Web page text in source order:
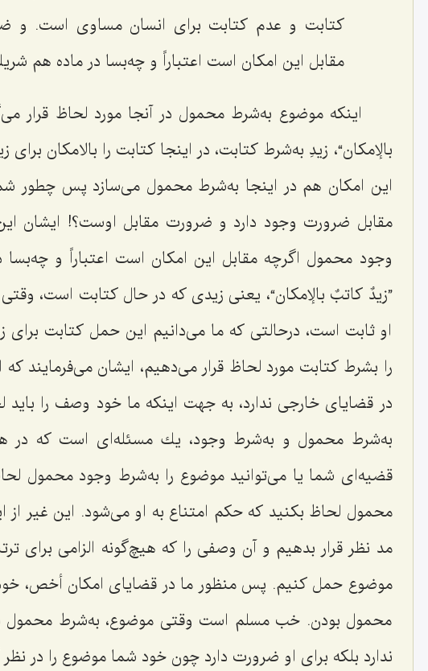
كتابت و عدم كتابت براى انسان مساوى است. و
مقابل این امكان است اعتباراً و چه‌بسا در ماده هم
اینكه موضوع به‌شرط محمول در آنجا مورد لحاظ قرار
بالإمكان“، زیدِ به‌شرط کتابت، در اینجا كتابت را بالامکان
این امكان هم در اینجا به‌شرط محمول مى‌سازد پس چطور
مقابل ضرورت وجود دارد و ضرورت مقابل اوست؟! ایشان
وجود محمول اگرچه مقابل این امكان است اعتباراً و
”زیدٌ كاتبٌ بالإمكان“، یعنى زیدى كه در حال كتابت است،
او ثابت است، درحالتى كه ما مى‌دانیم این حمل كتابت براى
را بشرط كتابت مورد لحاظ قرار مى‌دهیم، ایشان مى‌فرمایند كه
در قضایاى خارجى ندارد، به جهت اینكه ما خود وصف را باید
به‌شرط محمول و به‌شرط وجود، یك مسئله‌اى است كه در
قضیه‌اى شما یا مى‌توانید موضوع را به‌شرط وجود محمول
محمول لحاظ بكنید كه حكم امتناع به او مى‌شود. این غیر
مد نظر قرار بدهیم و آن وصفى را كه هیچ‌گونه الزامى براى
موضوع حمل كنیم. پس منظور ما در قضایاى امكان أخص،
محمول بودن. خب مسلم است وقتى موضوع، به‌شرط محمول
ندارد بلكه براى او ضرورت دارد چون خود شما موضوع را در نظر